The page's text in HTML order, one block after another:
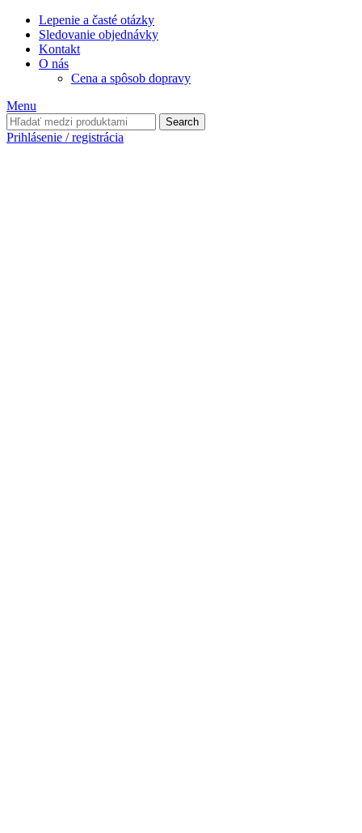
Lepenie a časté otázky
Sledovanie objednávky
Kontakt
O nás
Cena a spôsob dopravy
Menu
Search
Prihlásenie / registrácia